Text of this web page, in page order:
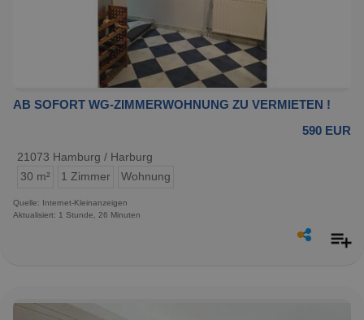
AB SOFORT WG-ZIMMERWOHNUNG ZU VERMIETEN !
590 EUR
21073 Hamburg / Harburg
30 m²
1 Zimmer Wohnung
Quelle: Internet-Kleinanzeigen
Aktualisiert: 1 Stunde, 26 Minuten